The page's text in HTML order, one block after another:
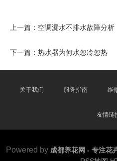
上一篇： 空调漏水不排水故障分析
下一篇： 热水器为何水忽冷忽热
关于我们 服务指南 维
友情链
Powered by 成都养花网 - 专注花